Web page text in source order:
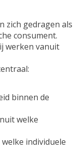
zich gedragen als
consument.
werken vanuit
binnen de
welke
individuele